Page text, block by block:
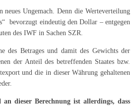
neues Ungemach. Denn die Werteverteilung
bevorzugt eindeutig den Dollar – entgegen
des IWF in Sachen SZR.
des Betrages und damit des Gewichts der
der Anteil des betreffenden Staates bzw.
und die in dieser Währung gehaltenen
an dieser Berechnung ist allerdings, dass